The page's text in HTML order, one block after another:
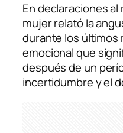
En declaraciones al
mujer relató la
durante los últimos
emocional que
después de un
incertidumbre y el